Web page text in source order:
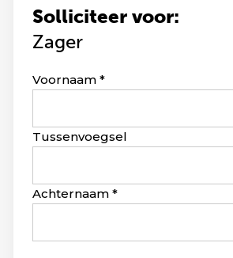
Solliciteer voor:
Zager
Leave
blank
Voornaam
Tussenvoegsel
Achternaam